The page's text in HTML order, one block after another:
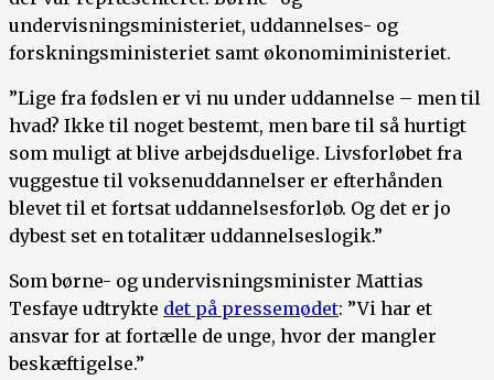
undervisningsministeriet, uddannelses- og
forskningsministeriet samt økonomiministeriet.
”Lige fra fødslen er vi nu under uddannelse – men til
hvad? Ikke til noget bestemt, men bare til så hurtigt
som muligt at blive arbejdsduelige. Livsforløbet fra
vuggestue til voksenuddannelser er efterhånden
blevet til et fortsat uddannelsesforløb. Og det er jo
dybest set en totalitær uddannelseslogik.”
Som børne- og undervisningsminister Mattias
Tesfaye udtrykte det på pressemødet: ”Vi har et
ansvar for at fortælle de unge, hvor der mangler
beskæftigelse.”